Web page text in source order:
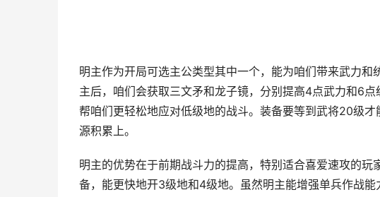
明主作为开局可选主公类型其中一个，能为咱们带来武力
主后，咱们会获取三文矛和龙子镜，分别提高4点武力和6
帮咱们更轻松地应对低级地的战斗。装备要等到武将20级
源积累上。
明主的优势在于前期战斗力的提高，特别适合喜爱速攻的
备，能更快地开3级地和4级地。虽然明主能增强单兵作战